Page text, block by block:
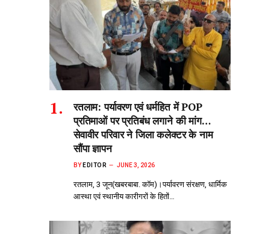
रतलाम: पर्यावरण एवं धर्महित में POP
प्रतिमाओं पर प्रतिबंध लगाने की मांग…
सेवावीर परिवार ने जिला कलेक्टर के नाम
सौंपा ज्ञापन
BY EDITOR JUNE 3, 2026
रतलाम, 3 जून(खबरबाबा. कॉम)।पर्यावरण संरक्षण, धार्मिक
आस्था एवं स्थानीय कारीगरों के हितों…